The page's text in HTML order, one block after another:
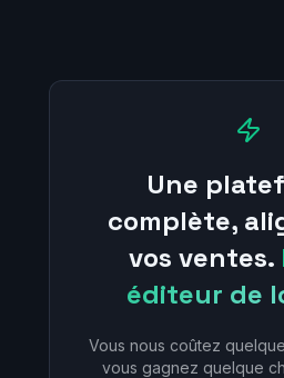
Une
complète,
vos ventes.
éditeur de
Vous nous coûtez
vous gagnez quelque